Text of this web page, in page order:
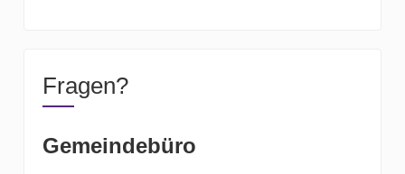
Fragen?
Gemeindebüro